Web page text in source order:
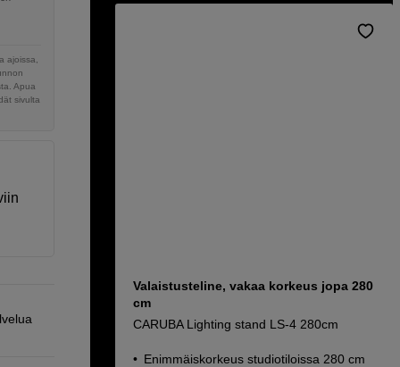
ajoissa,
Apua
sivulta
Valaistusteline, vakaa korkeus jopa 280
cm
CARUBA Lighting stand LS-4 280cm
Enimmäiskorkeus studiotiloissa 280 cm